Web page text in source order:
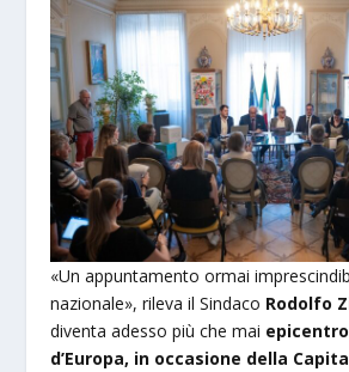
«Un appuntamento ormai
nazionale», rileva il Sindaco Rodolfo
diventa adesso più che mai
d’Europa, in occasione della